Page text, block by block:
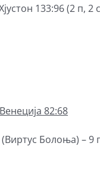
133:96 (2 п, 2
82:68
Болоња) – 9